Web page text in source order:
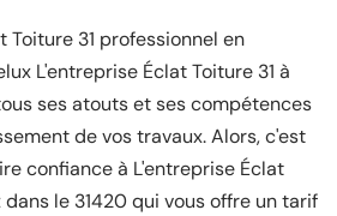
Toiture 31 professionnel en
L'entreprise Éclat Toiture 31 à
ses atouts et ses compétences
de vos travaux. Alors, c'est
confiance à L'entreprise Éclat
dans le 31420 qui vous offre un tarif